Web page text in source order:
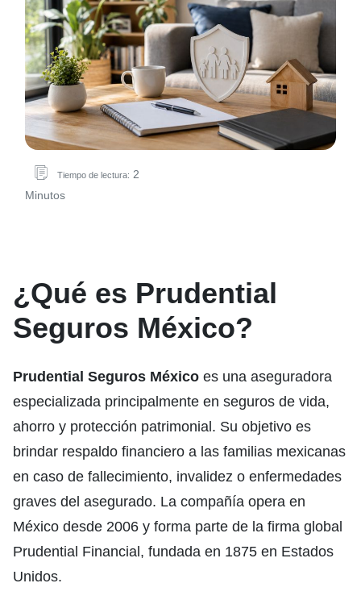
Tiempo de lectura: 2
Minutos
¿Qué es Prudential
Seguros México?
Prudential Seguros México es una aseguradora
especializada principalmente en seguros de vida,
ahorro y protección patrimonial. Su objetivo es
brindar respaldo financiero a las familias mexicanas
en caso de fallecimiento, invalidez o enfermedades
graves del asegurado. La compañía opera en
México desde 2006 y forma parte de la firma global
Prudential Financial , fundada en 1875 en Estados
Unidos.